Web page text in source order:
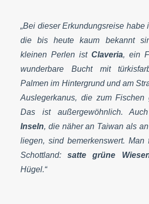
„Bei dieser Erkundungsreise habe
die bis heute kaum bekannt
kleinen Perlen ist Claveria, ein
wunderbare Bucht mit
Palmen im Hintergrund und am
Auslegerkanus, die zum Fischen
Das ist außergewöhnlich.
Inseln, die näher an Taiwan als
liegen, sind bemerkenswert.
Schottland:satte grüne
Hügel.“